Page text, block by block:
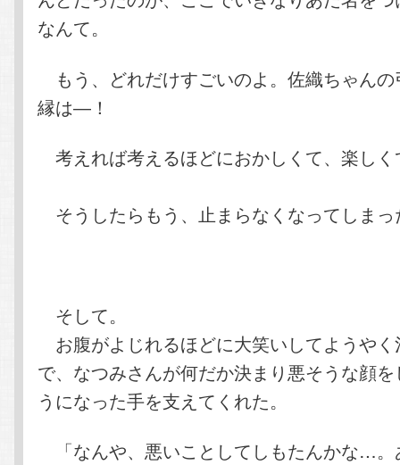
なんて。
もう、どれだけすごいのよ。佐織ちゃん
縁は―！
考えれば考えるほどにおかしくて、楽しく
そうしたらもう、止まらなくなってしま
そして。
お腹がよじれるほどに大笑いしてようや
で、なつみさんが何だか決まり悪そうな顔
うになった手を支えてくれた。
「なんや、悪いことしてしもたんかな…。